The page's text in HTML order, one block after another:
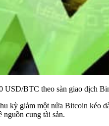
USD/BTC theo sàn giao dịch
kỳ giảm một nửa Bitcoin kéo
nguồn cung tài sản.